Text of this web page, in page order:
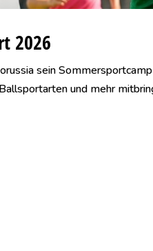
2026
sein
und mehr